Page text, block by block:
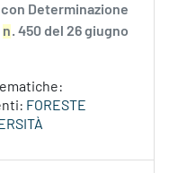
Determinazione
n. 450 del 26 giugno
FORESTE